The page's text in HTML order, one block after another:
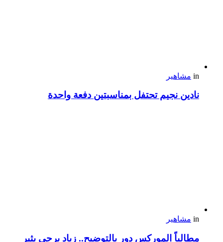
in مشاهير
نادين نجيم تحتفل بمناسبتين دفعة واحدة
in مشاهير
مطالباً الموركس دور بالتوضيح.. زياد برجي يثير